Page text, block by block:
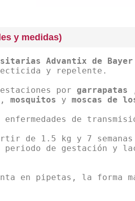
y medidas)
Advantix de Bayer
y repelente.
por garrapatas
, mosquitos y moscas de
de
de 1.5 kg y 7 semanas
de gestación y
en pipetas, la forma